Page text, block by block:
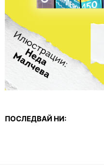
ПОСЛЕДВАЙ НИ: